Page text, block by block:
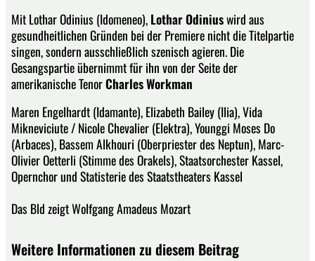
Mit Lothar Odinius (Idomeneo),Lothar Odiniuswird aus
gesundheitlichen Gründen bei der Premiere nicht die Titelpartie
singen, sondern ausschließlich szenisch agieren. Die
Gesangspartie übernimmt für ihn von der Seite der
amerikanische TenorCharles Workman
Maren Engelhardt (Idamante), Elizabeth Bailey (Ilia), Vida
Mikneviciute / Nicole Chevalier (Elektra), Younggi Moses Do
(Arbaces), Bassem Alkhouri (Oberpriester des Neptun), Marc-
Olivier Oetterli (Stimme des Orakels), Staatsorchester Kassel,
Opernchor und Statisterie des Staatstheaters Kassel
Das Bld zeigt Wolfgang Amadeus Mozart
Weitere Informationen zu diesem Beitrag